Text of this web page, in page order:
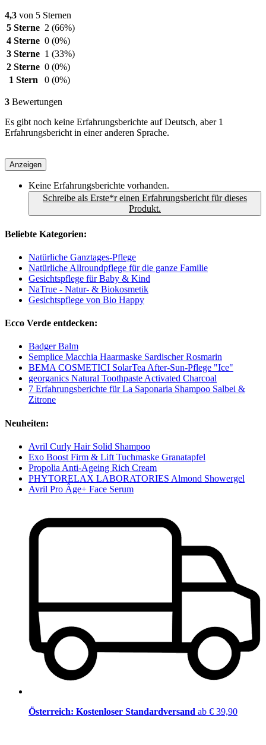
4,3 von 5 Sternen
5 Sterne 2 (66%)
4 Sterne 0 (0%)
3 Sterne 1 (33%)
2 Sterne 0 (0%)
1 Stern
0 (0%)
3 Bewertungen
Es gibt noch keine Erfahrungsberichte auf Deutsch, aber 1
Erfahrungsbericht in einer anderen Sprache.
Anzeigen
Keine Erfahrungsberichte vorhanden.
Schreibe als Erste*r einen Erfahrungsbericht für dieses
Produkt.
Beliebte Kategorien:
Natürliche Ganztages-Pflege
Natürliche Allroundpflege für die ganze Familie
Gesichtspflege für Baby & Kind
NaTrue - Natur- & Biokosmetik
Gesichtspflege von Bio Happy
Ecco Verde entdecken:
Badger Balm
Semplice Macchia Haarmaske Sardischer Rosmarin
BEMA COSMETICI SolarTea After-Sun-Pflege "Ice"
georganics Natural Toothpaste Activated Charcoal
7 Erfahrungsberichte für La Saponaria Shampoo Salbei &
Zitrone
Neuheiten:
Avril Curly Hair Solid Shampoo
Exo Boost Firm & Lift Tuchmaske Granatapfel
Propolia Anti-Ageing Rich Cream
PHYTORELAX LABORATORIES Almond Showergel
Avril Pro Âge+ Face Serum
Österreich: Kostenloser Standardversand ab € 39,90